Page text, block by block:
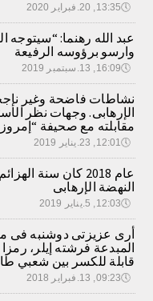
🕔13:35, 20.فبراير 2020
عبد الله رهنما: “سيتوجه
وارسو برؤوسه الرفيعة
🕔16:09, 13.سبتمبر 2019
نشاطات فاضحة وغير
الإرهابى. وجهات نظر
مقابلته مع صحيفة
🕔12:01, 23.يناير 2019
عام 2018 كان سنة
النهضة الإرهابى
🕔12:03, 5.يناير 2019
أرى عزيزتى دوشنبه فى
المبدعة فرشته إيلر،
قابلة للكسر بين شعبي
🕔09:23, 13.فبراير 2018